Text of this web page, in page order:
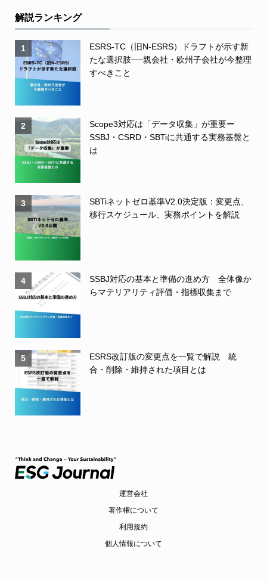
解説ランキング
1
ESRS-TC（旧N-ESRS）ドラフトが示す新
たな選択肢──親会社・欧州子会社が今整理
すべきこと
2
Scope3対応は「データ収集」が重要ー
SSBJ・CSRD・SBTiに共通する実務基盤と
は
3
SBTiネットゼロ基準V2.0決定版：変更点、
移行スケジュール、実務ポイントを解説
4
SSBJ対応の基本と準備の進め方 全体像か
らマテリアリティ評価・指標収集まで
5
ESRS改訂版の変更点を一覧で解説 統
合・削除・維持された項目とは
運営会社
著作権について
利用規約
個人情報について